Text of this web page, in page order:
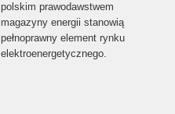
polskim prawodawstwem
magazyny energii stanowią
pełnoprawny element rynku
elektroenergetycznego.